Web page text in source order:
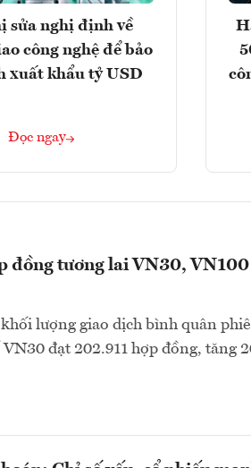
sửa nghị định về
công nghệ để bảo
xuất khẩu tỷ USD
Đọc ngay
đồng tương lai VN30,
lượng giao dịch bình quân
đạt 202.911 hợp đồng, tăng